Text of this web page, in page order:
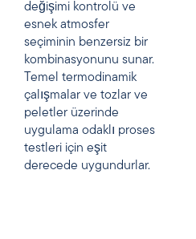
değişimi kontrolü ve
esnek atmosfer
seçiminin benzersiz bir
kombinasyonunu sunar.
Temel termodinamik
çalışmalar ve tozlar ve
peletler üzerinde
uygulama odaklı proses
testleri için eşit
derecede uygundurlar.
H₂/CO/CO₂)
değerlendirilmesi ve
gelecekte tamamen
sürdürülebilir çelik
prosesleri için hidrojen
döngülerinin
araştırılması yer
almaktadır (Ma vd.,